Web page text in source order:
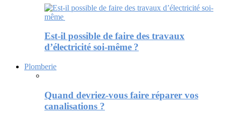
Est-il possible de faire des travaux
d’électricité soi-même ?
Plomberie
Quand devriez-vous faire réparer vos
canalisations ?